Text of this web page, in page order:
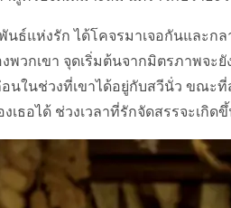
แห่งรัก ได้โคจรมาเจอกันและกล
วกเขา จุดเริ่มต้นจากมิตรภาพจะ
นในช่วงที่เขาได้อยู่กับสวีนั่ว ขณะ
ธอได้ ช่วงเวลาที่รักจัดสรรจะเกิด